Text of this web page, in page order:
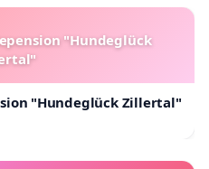
"Hundeglück
"Hundeglück Zillertal"